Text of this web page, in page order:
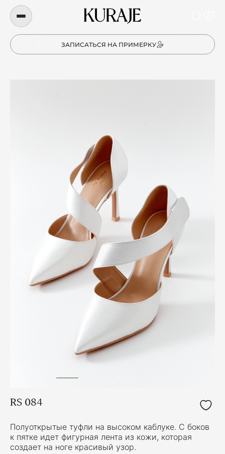
ЗАПИСАТЬСЯ НА ПРИМЕРКУ
RS 084
Полуоткрытые туфли на высоком каблуке. С боков
к пятке идет фигурная лента из кожи, которая
создает на ноге красивый узор.